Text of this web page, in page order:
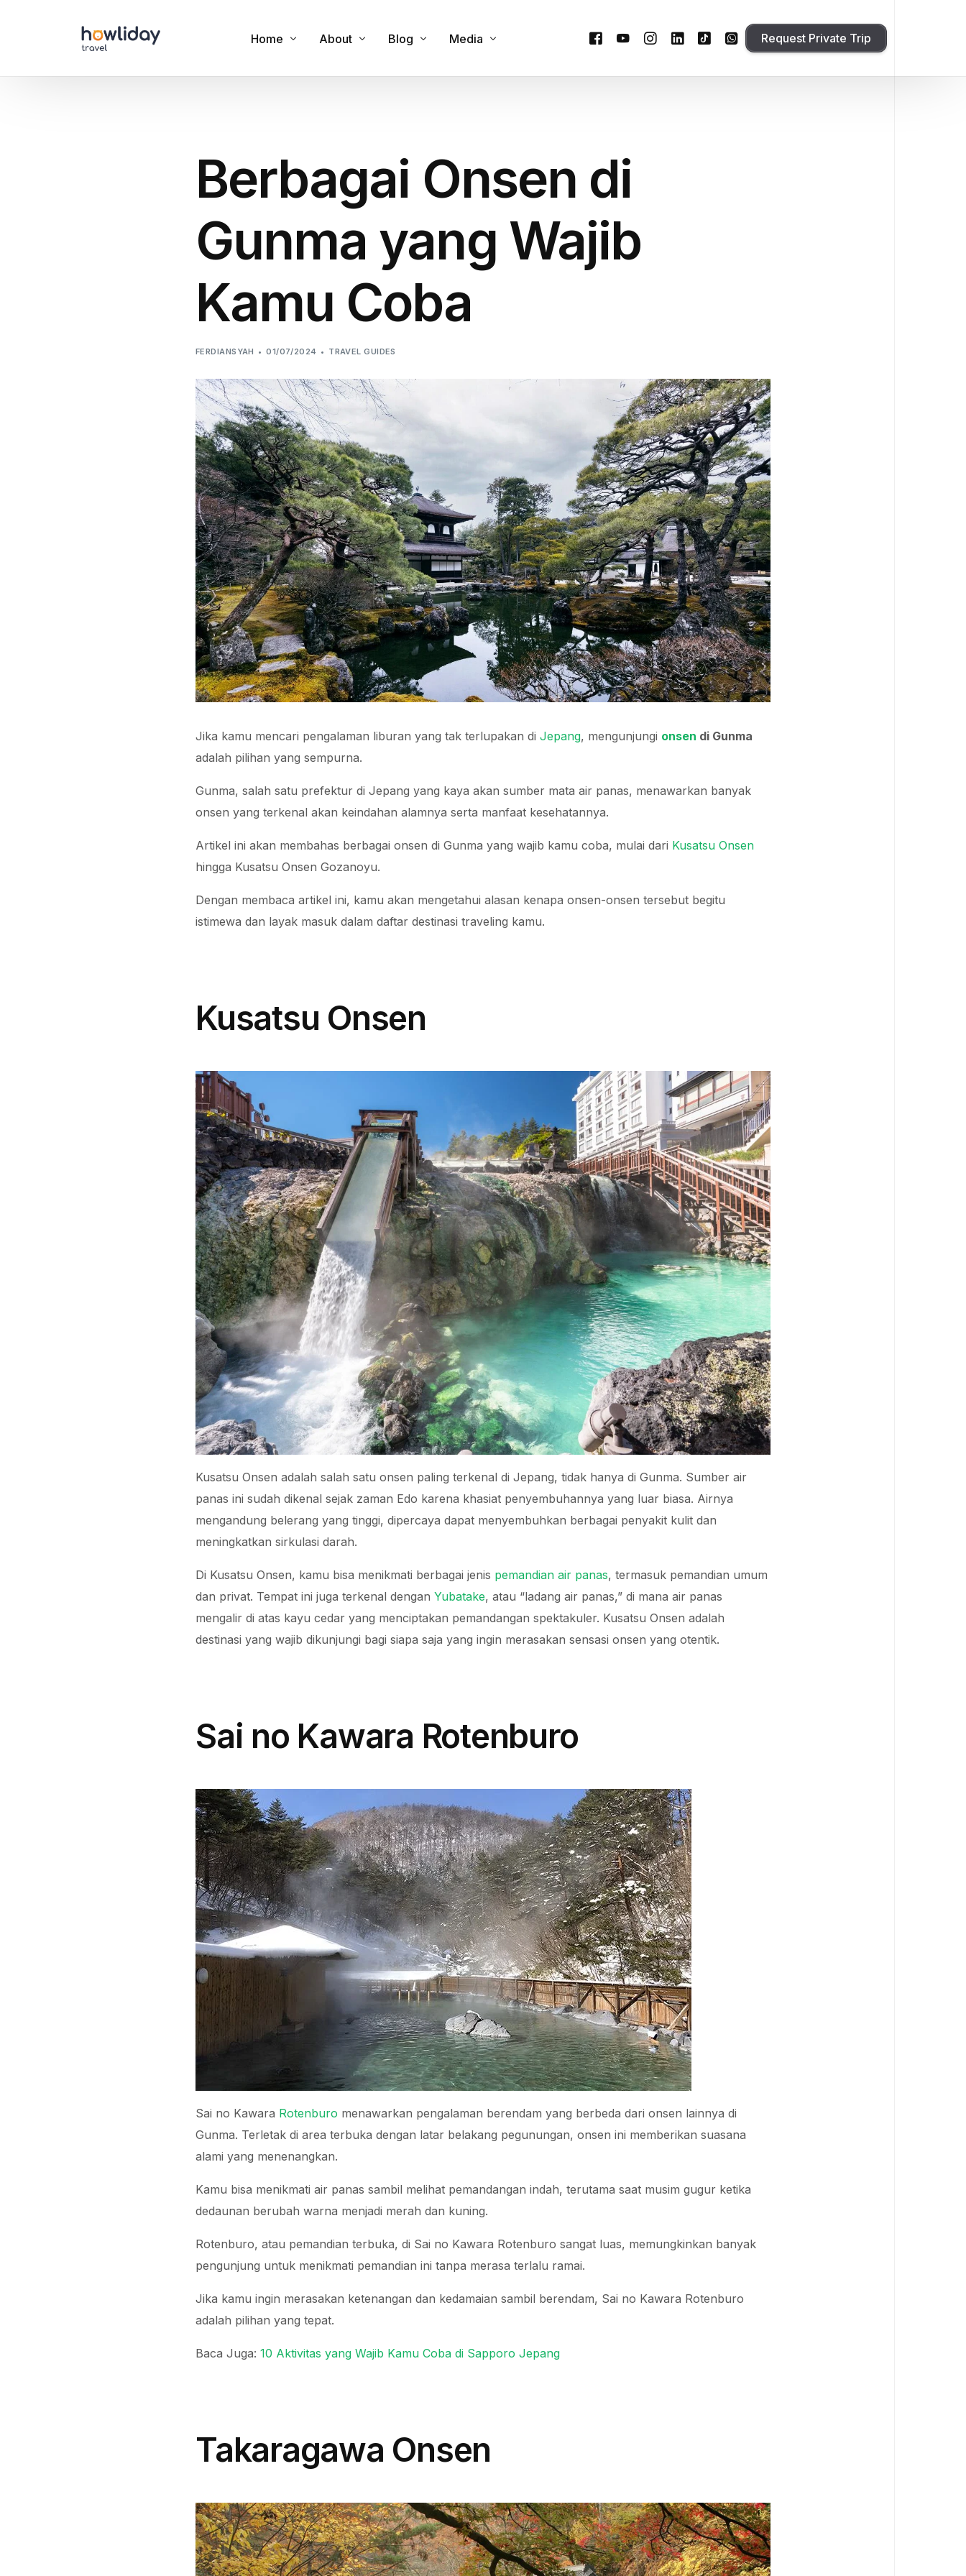
Home
Terms of Use
About
Products
Company Trip
Private Trip
One Day Trip
Blog
Family & Group Travel
Food & Culinary Tours
Onsen & Wellness
Outdoor Adventures
Seasonal Attractions
Travel Guides
Media Request Private Trip
Berbagai Onsen di
Gunma yang Wajib
Kamu Coba
FERDIANSYAH 01/07/2024 TRAVEL GUIDES
Jika kamu mencari pengalaman liburan yang tak terlupakan di Jepang, mengunjungi onsen di Gunma
adalah pilihan yang sempurna.
Gunma, salah satu prefektur di Jepang yang kaya akan sumber mata air panas, menawarkan banyak
onsen yang terkenal akan keindahan alamnya serta manfaat kesehatannya.
Artikel ini akan membahas berbagai onsen di Gunma yang wajib kamu coba, mulai dari Kusatsu Onsen
hingga Kusatsu Onsen Gozanoyu.
Dengan membaca artikel ini, kamu akan mengetahui alasan kenapa onsen-onsen tersebut begitu
istimewa dan layak masuk dalam daftar destinasi traveling kamu.
Kusatsu Onsen
Kusatsu Onsen adalah salah satu onsen paling terkenal di Jepang, tidak hanya di Gunma. Sumber air
panas ini sudah dikenal sejak zaman Edo karena khasiat penyembuhannya yang luar biasa. Airnya
mengandung belerang yang tinggi, dipercaya dapat menyembuhkan berbagai penyakit kulit dan
meningkatkan sirkulasi darah.
Di Kusatsu Onsen, kamu bisa menikmati berbagai jenis pemandian air panas, termasuk pemandian umum
dan privat. Tempat ini juga terkenal dengan Yubatake, atau “ladang air panas,” di mana air panas
mengalir di atas kayu cedar yang menciptakan pemandangan spektakuler. Kusatsu Onsen adalah
destinasi yang wajib dikunjungi bagi siapa saja yang ingin merasakan sensasi onsen yang otentik.
Sai no Kawara Rotenburo
Sai no Kawara Rotenburo menawarkan pengalaman berendam yang berbeda dari onsen lainnya di
Gunma. Terletak di area terbuka dengan latar belakang pegunungan, onsen ini memberikan suasana
alami yang menenangkan.
Kamu bisa menikmati air panas sambil melihat pemandangan indah, terutama saat musim gugur ketika
dedaunan berubah warna menjadi merah dan kuning.
Rotenburo, atau pemandian terbuka, di Sai no Kawara Rotenburo sangat luas, memungkinkan banyak
pengunjung untuk menikmati pemandian ini tanpa merasa terlalu ramai.
Jika kamu ingin merasakan ketenangan dan kedamaian sambil berendam, Sai no Kawara Rotenburo
adalah pilihan yang tepat.
Baca Juga: 10 Aktivitas yang Wajib Kamu Coba di Sapporo Jepang
Takaragawa Onsen